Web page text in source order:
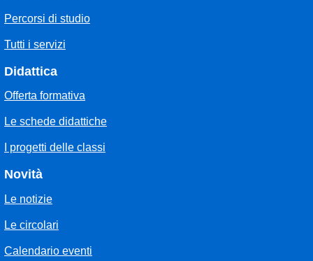
Percorsi di studio
Tutti i servizi
Didattica
Offerta formativa
Le schede didattiche
I progetti delle classi
Novità
Le notizie
Le circolari
Calendario eventi